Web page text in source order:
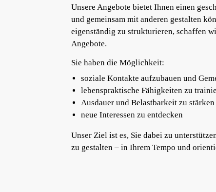
Unsere Angebote bietet Ihnen einen
und gemeinsam mit anderen gestalten
eigenständig zu strukturieren, schaffen
Angebote.
Sie haben die Möglichkeit:
soziale Kontakte aufzubauen und
lebenspraktische Fähigkeiten zu
Ausdauer und Belastbarkeit zu stärken
neue Interessen zu entdecken
Unser Ziel ist es, Sie dabei zu
zu gestalten – in Ihrem Tempo und